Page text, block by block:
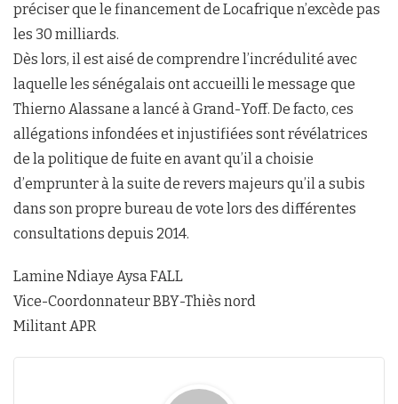
préciser que le financement de Locafrique n’excède pas
les 30 milliards.
Dès lors, il est aisé de comprendre l’incrédulité avec
laquelle les sénégalais ont accueilli le message que
Thierno Alassane a lancé à Grand-Yoff. De facto, ces
allégations infondées et injustifiées sont révélatrices
de la politique de fuite en avant qu’il a choisie
d’emprunter à la suite de revers majeurs qu’il a subis
dans son propre bureau de vote lors des différentes
consultations depuis 2014.
Lamine Ndiaye Aysa FALL
Vice-Coordonnateur BBY-Thiès nord
Militant APR